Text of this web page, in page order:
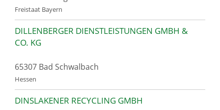
Freistaat Bayern
DILLENBERGER DIENSTLEISTUNGEN GMBH &
CO. KG
65307 Bad Schwalbach
Hessen
DINSLAKENER RECYCLING GMBH